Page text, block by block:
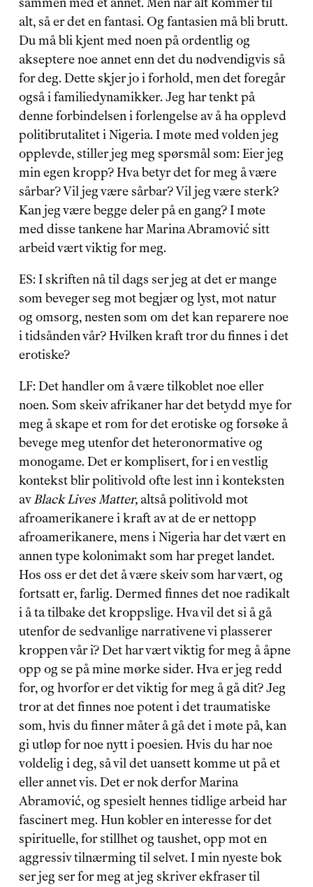
alt, så er det en fantasi. Og fantasien må bli brutt.
Du må bli kjent med noen på ordentlig og
akseptere noe annet enn det du nødvendigvis så
for deg. Dette skjer jo i forhold, men det foregår
også i familiedynamikker. Jeg har tenkt på
denne forbindelsen i forlengelse av å ha opplevd
politibrutalitet i Nigeria. I møte med volden jeg
opplevde, stiller jeg meg spørsmål som: Eier jeg
min egen kropp? Hva betyr det for meg å være
sårbar? Vil jeg være sårbar? Vil jeg være sterk?
Kan jeg være begge deler på en gang? I møte
med disse tankene har Marina Abramović sitt
arbeid vært viktig for meg.
ES: I skriften nå til dags ser jeg at det er mange
som beveger seg mot begjær og lyst, mot natur
og omsorg, nesten som om det kan reparere noe
i tidsånden vår? Hvilken kraft tror du finnes i det
erotiske?
LF: Det handler om å være tilkoblet noe eller
noen. Som skeiv afrikaner har det betydd mye for
meg å skape et rom for det erotiske og forsøke å
bevege meg utenfor det heteronormative og
monogame. Det er komplisert, for i en vestlig
kontekst blir politivold ofte lest inn i konteksten
av Black Lives Matter, altså politivold mot
afroamerikanere i kraft av at de er nettopp
afroamerikanere, mens i Nigeria har det vært en
annen type kolonimakt som har preget landet.
Hos oss er det det å være skeiv som har vært, og
fortsatt er, farlig. Dermed finnes det noe radikalt
i å ta tilbake det kroppslige. Hva vil det si å gå
utenfor de sedvanlige narrativene vi plasserer
kroppen vår i? Det har vært viktig for meg å åpne
opp og se på mine mørke sider. Hva er jeg redd
for, og hvorfor er det viktig for meg å gå dit? Jeg
tror at det finnes noe potent i det traumatiske
som, hvis du finner måter å gå det i møte på, kan
gi utløp for noe nytt i poesien. Hvis du har noe
voldelig i deg, så vil det uansett komme ut på et
eller annet vis. Det er nok derfor Marina
Abramović, og spesielt hennes tidlige arbeid har
fascinert meg. Hun kobler en interesse for det
spirituelle, for stillhet og taushet, opp mot en
aggressiv tilnærming til selvet. I min nyeste bok
ser jeg ser for meg at jeg skriver ekfraser til